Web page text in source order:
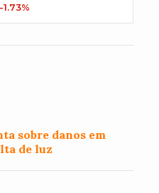
-1.73%
sobre danos em
de luz